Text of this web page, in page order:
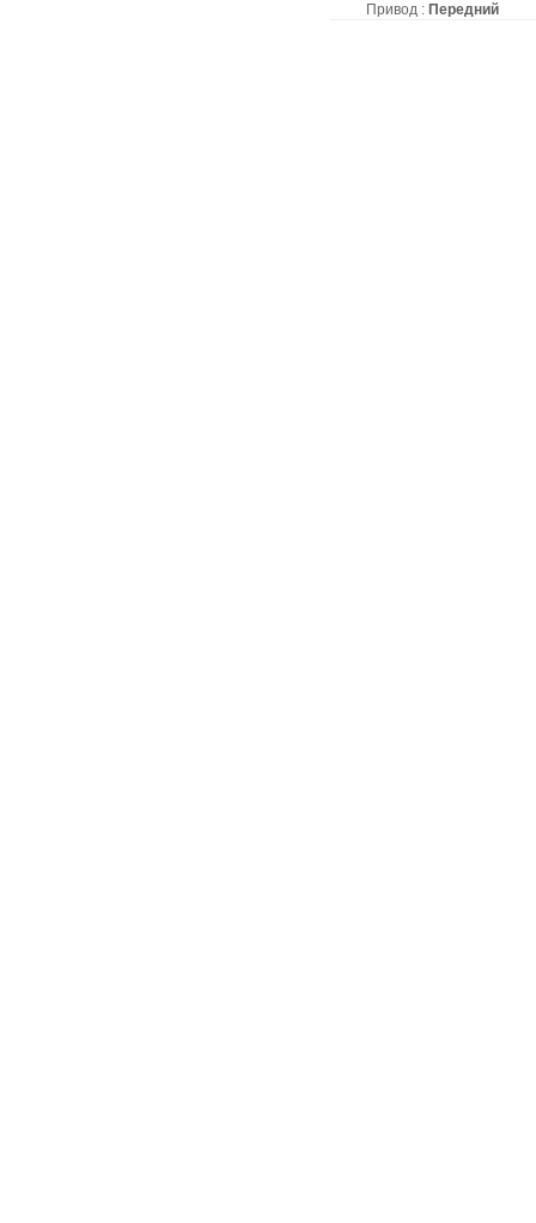
Привод : Передний